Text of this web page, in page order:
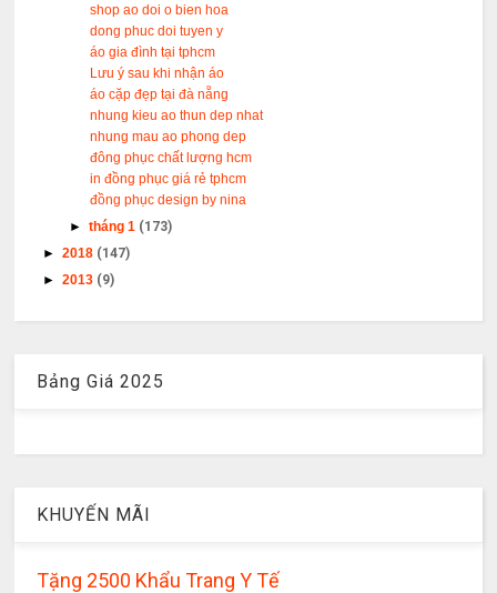
shop ao doi o bien hoa
dong phuc doi tuyen y
áo gia đình tại tphcm
Lưu ý sau khi nhận áo
áo cặp đẹp tại đà nẵng
nhung kieu ao thun dep nhat
nhung mau ao phong dep
đông phục chất lượng hcm
in đồng phục giá rẻ tphcm
đồng phục design by nina
►tháng 1 (173)
►2018 (147)
►2013 (9)
Bảng Giá 2025
KHUYẾN MÃI
Tặng 2500 Khẩu Trang Y Tế